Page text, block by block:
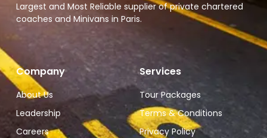
Largest and Most Reliable supplier of private chartered
coaches and Minivans in Paris.
Company
About Us
Leadership
Careers
Services
Tour Packages
Terms & Conditions
Privacy Policy